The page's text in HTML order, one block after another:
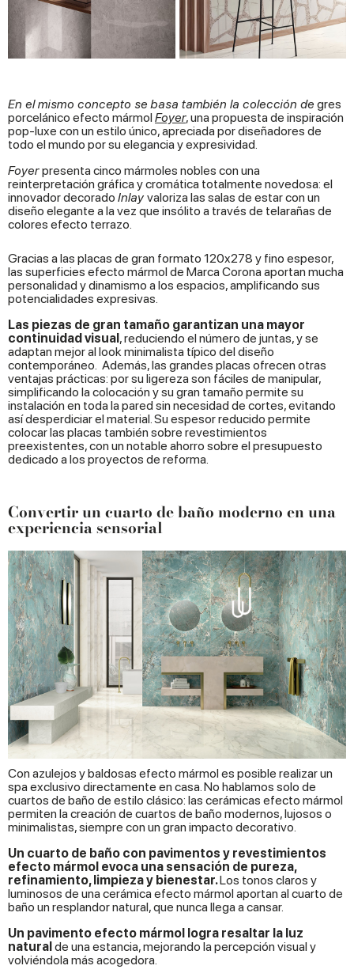
En el mismo concepto se basa también la colección de gres
porcelánico efecto mármolFoyer, una propuesta de inspiración
pop-luxe con un estilo único, apreciada por diseñadores de
todo el mundo por su elegancia y expresividad.
Foyerpresenta cinco mármoles nobles con una
reinterpretación gráfica y cromática totalmente novedosa: el
innovador decorado Inlayvaloriza las salas de estar con un
diseño elegante a la vez que insólito a través de telarañas de
colores efecto terrazo.
Gracias a las placas de gran formato 120x278 y fino espesor,
las superficies efecto mármol de Marca Corona aportan mucha
personalidad y dinamismo a los espacios, amplificando sus
potencialidades expresivas.
Las piezas de gran tamaño garantizan una mayor
continuidad visual, reduciendo el número de juntas, y se
adaptan mejor al look minimalista típico del diseño
contemporáneo. Además, las grandes placas ofrecen otras
ventajas prácticas: por su ligereza son fáciles de manipular,
simplificando la colocación y su gran tamaño permite su
instalación en toda la pared sin necesidad de cortes, evitando
así desperdiciar el material. Su espesor reducido permite
colocar las placas también sobre revestimientos
preexistentes, con un notable ahorro sobre el presupuesto
dedicado a los proyectos de reforma.
Convertir un cuarto de baño moderno en una
experiencia sensorial
Con azulejos y baldosas efecto mármol es posible realizar un
spa exclusivo directamente en casa. No hablamos solo de
cuartos de baño de estilo clásico: las cerámicas efecto mármol
permiten la creación de cuartos de baño modernos,lujosos o
minimalistas, siempre con un gran impacto decorativo.
Un cuarto de baño con pavimentos y revestimientos
efecto mármol evoca una sensación de pureza,
refinamiento, limpieza y bienestar.Los tonos claros y
luminosos de una cerámica efecto mármol aportan al cuarto de
baño un resplandor natural, que nunca llega a cansar.
Un pavimento efecto mármol logra resaltar la luz
naturalde una estancia, mejorando la percepción visual y
volviéndola más acogedora.